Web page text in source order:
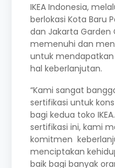
IKEA Indonesia,
berlokasi Kota Baru
dan Jakarta
memenuhi dan
untuk
hal keberlanjutan.
“Kami sangat
sertifikasi untuk
bagi kedua toko
sertifikasi ini, kami
komitmen
menciptakan
baik bagi banyak